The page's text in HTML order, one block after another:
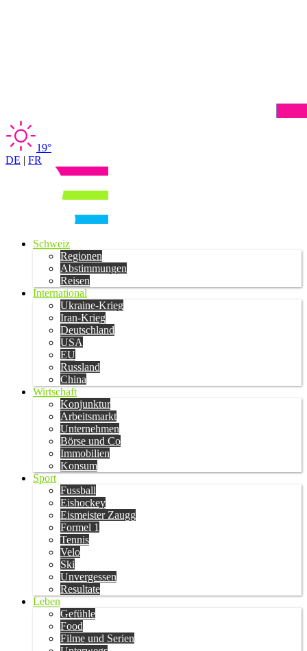
19°
DE | FR
Schweiz
Regionen
Abstimmungen
Reisen
International
Ukraine-Krieg
Iran-Krieg
Deutschland
USA
EU
Russland
China
Wirtschaft
Konjunktur
Arbeitsmarkt
Unternehmen
Börse und Co
Immobilien
Konsum
Sport
Fussball
Eishockey
Eismeister Zaugg
Formel 1
Tennis
Velo
Ski
Unvergessen
Resultate
Leben
Gefühle
Food
Filme und Serien